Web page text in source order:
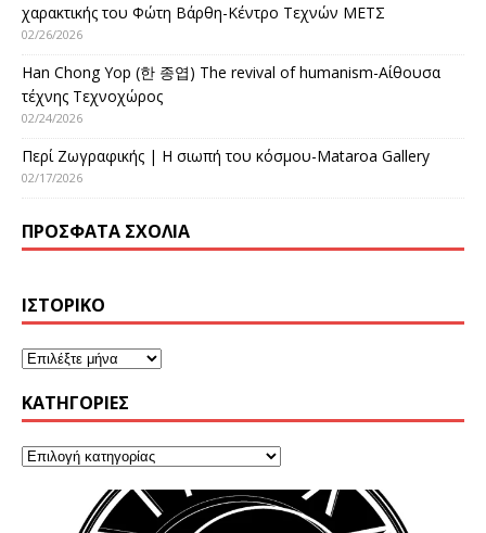
χαρακτικής του Φώτη Βάρθη-Κέντρο Τεχνών ΜΕΤΣ
02/26/2026
Han Chong Yop (한 종엽) The revival of humanism-Αίθουσα
τέχνης Τεχνοχώρος
02/24/2026
Περί Ζωγραφικής | Η σιωπή του κόσμου-Mataroa Gallery
02/17/2026
ΠΡΌΣΦΑΤΑ ΣΧΌΛΙΑ
ΙΣΤΟΡΙΚΌ
KΑΤΗΓΟΡΊΕΣ